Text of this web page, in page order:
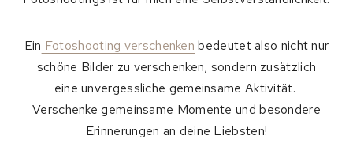
Ein Fotoshooting verschenken bedeutet also nicht nur
schöne Bilder zu verschenken, sondern zusätzlich
eine unvergessliche gemeinsame Aktivität.
Verschenke gemeinsame Momente und besondere
Erinnerungen an deine Liebsten!